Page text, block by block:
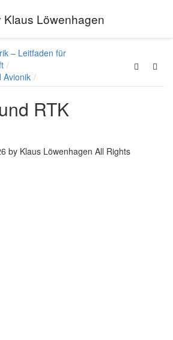
Klaus Löwenhagen
– Leitfaden für
Avionik
RTK
by Klaus Löwenhagen All Rights